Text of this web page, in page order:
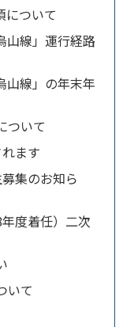
について
山線」運行経路
山線」の年末年
ついて
ます
集のお知ら
度着任）二次
いて